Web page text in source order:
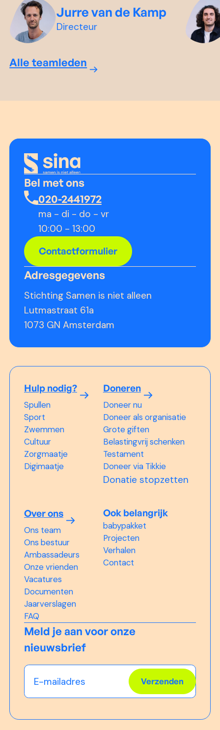
Jurre van de Kamp
Directeur
Alle teamleden
Bel met ons
020-2441972
ma - di - do - vr
10:00 - 13:00
Contactformulier
Adresgegevens
Stichting Samen is niet alleen
Lutmastraat 61a
1073 GN Amsterdam
Hulp nodig?
Spullen
Sport
Zwemmen
Cultuur
Zorgmaatje
Digimaatje
Doneren
Doneer nu
Doneer als organisatie
Grote giften
Belastingvrij schenken
Testament
Doneer via Tikkie
Donatie stopzetten
Over ons
Ons team
Ons bestuur
Ambassadeurs
Onze vrienden
Vacatures
Documenten
Jaarverslagen
FAQ
Ook belangrijk
babypakket
Projecten
Verhalen
Contact
Meld je aan voor onze
nieuwsbrief